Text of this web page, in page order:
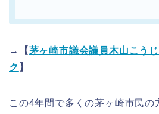
→【茅ヶ崎市議会議員木山こう
ク 】
この4年間で多くの茅ヶ崎市民の